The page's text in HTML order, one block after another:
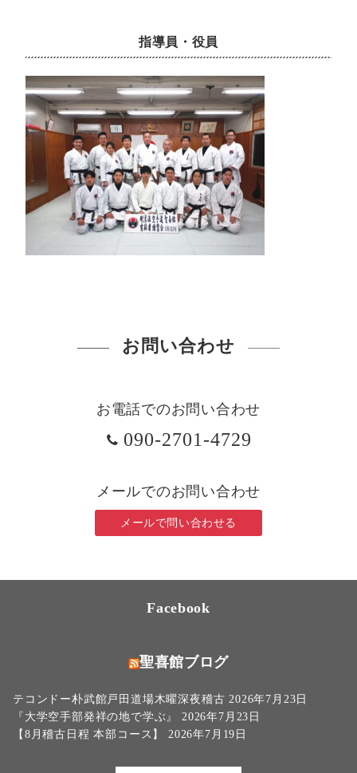
指導員・役員
お問い合わせ
お電話でのお問い合わせ
090-2701-4729
メールでのお問い合わせ
メールで問い合わせる
Facebook
聖喜館ブログ
テコンドー朴武館戸田道場木曜深夜稽古 2026年7月23日
『大学空手部発祥の地で学ぶ』
2026年7月23日
【8月稽古日程 本部コース】
2026年7月19日